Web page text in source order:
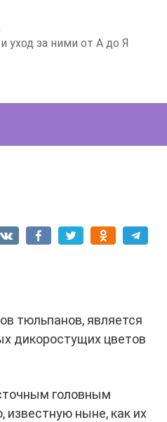
уход за ними от А до Я
тюльпанов, является
дикоростущих цветов
головным
ныне, как их